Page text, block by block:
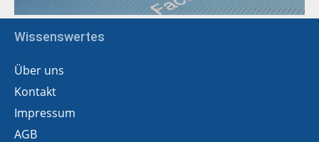
Wissenswertes
Über uns
Kontakt
Impressum
AGB